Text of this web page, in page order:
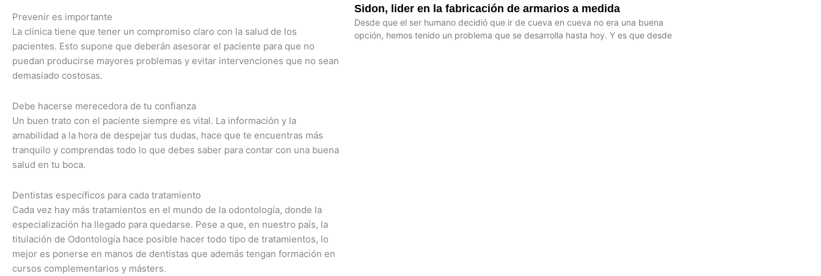
Prevenir es importante
La clínica tiene que tener un compromiso claro con la salud de los
pacientes. Esto supone que deberán asesorar el paciente para que no
puedan producirse mayores problemas y evitar intervenciones que no sean
demasiado costosas.
Debe hacerse merecedora de tu confianza
Un buen trato con el paciente siempre es vital. La información y la
amabilidad a la hora de despejar tus dudas, hace que te encuentras más
tranquilo y comprendas todo lo que debes saber para contar con una buena
salud en tu boca.
Dentistas específicos para cada tratamiento
Cada vez hay más tratamientos en el mundo de la odontología, donde la
especialización ha llegado para quedarse. Pese a que, en nuestro país, la
titulación de Odontología hace posible hacer todo tipo de tratamientos, lo
mejor es ponerse en manos de dentistas que además tengan formación en
cursos complementarios y másters.
Sidon, lider en la fabricación de armarios a medida
Desde que el ser humano decidió que ir de cueva en cueva no era una buena
opción, hemos tenido un problema que se desarrolla hasta hoy. Y es que desde